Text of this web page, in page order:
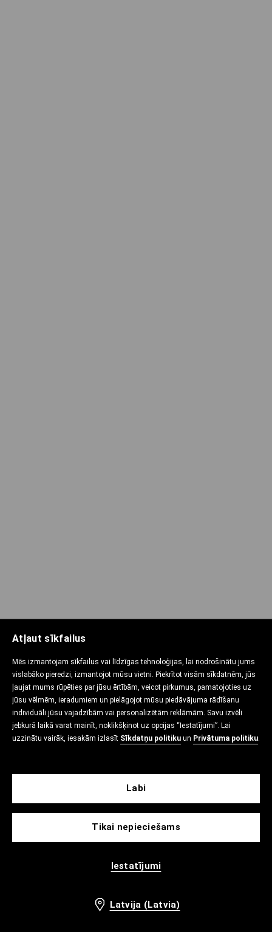
Atļaut sīkfailus
Mēs izmantojam sīkfailus vai līdzīgas tehnoloģijas, lai nodrošinātu jums
vislabāko pieredzi, izmantojot mūsu vietni. Piekrītot visām sīkdatnēm, jūs
ļaujat mums rūpēties par jūsu ērtībām, veicot pirkumus, pamatojoties uz
jūsu vēlmēm, ieradumiem un pielāgojot mūsu piedāvājuma rādīšanu
individuāli jūsu vajadzībām vai personalizētām reklāmām. Savu izvēli
jebkurā laikā varat mainīt, noklikšķinot uz opcijas “Iestatījumi”. Lai
uzzinātu vairāk, iesakām izlasīt Sīkdatņu politiku un Privātuma politiku.
Tikai nepieciešams
Iestatījumi
Labi
Latvija (Latvia)